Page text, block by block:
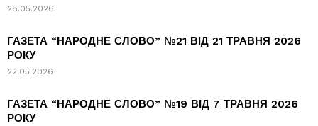
28.05.2026
ГАЗЕТА “НАРОДНЕ СЛОВО” №21 ВІД 21 ТРАВНЯ 2026
РОКУ
22.05.2026
ГАЗЕТА “НАРОДНЕ СЛОВО” №19 ВІД 7 ТРАВНЯ 2026
РОКУ